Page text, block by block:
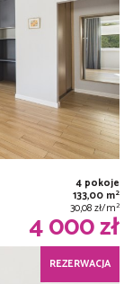
4 pokoje
133,00 m2
30,08 zł/m2
4 000 zł
REZERWACJA